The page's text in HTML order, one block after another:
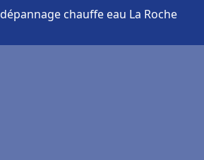
chauffe eau La Roche